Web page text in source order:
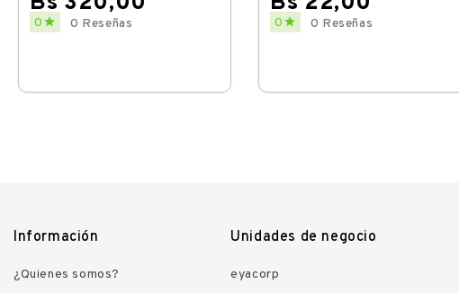
Price
0  0 Reseñas Price
0  0 Reseñas
Información
¿Quienes somos?
Unidades de negocio
eyacorp